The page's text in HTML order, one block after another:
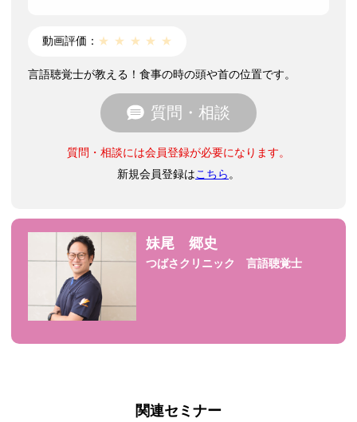
動画評価： ★ ★ ★ ★ ★
言語聴覚士が教える！食事の時の頭や首の位置です。
質問・相談
質問・相談には会員登録が必要になります。
新規会員登録はこちら 。
妹尾 郷史
つばさクリニック 言語聴覚士
関連セミナー